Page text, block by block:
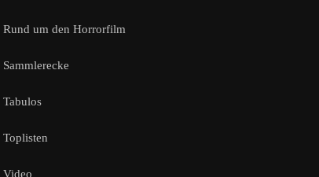
Rund um den Horrorfilm
Sammlerecke
Tabulos
Toplisten
Video